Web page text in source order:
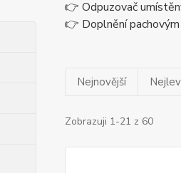
👉 Odpuzovač
👉 Doplnění
Nejnovější
Zobrazuji 1-21 z 60